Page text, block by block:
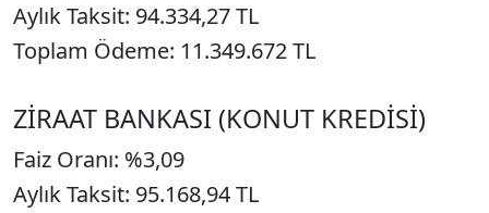
Aylık Taksit: 94.334,27 TL
Toplam Ödeme: 11.349.672 TL
ZİRAAT BANKASI (KONUT KREDİSİ)
Faiz Oranı: %3,09
Aylık Taksit: 95.168,94 TL